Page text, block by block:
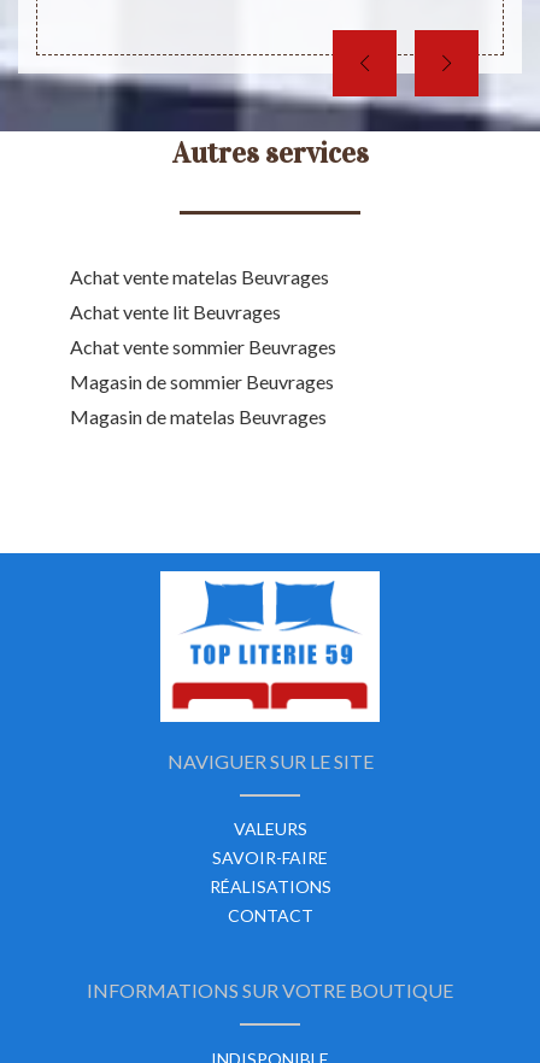
Autres services
Achat vente matelas Beuvrages
Achat vente lit Beuvrages
Achat vente sommier Beuvrages
Magasin de sommier Beuvrages
Magasin de matelas Beuvrages
NAVIGUER SUR LE SITE
VALEURS
SAVOIR-FAIRE
RÉALISATIONS
CONTACT
INFORMATIONS SUR VOTRE BOUTIQUE
INDISPONIBLE